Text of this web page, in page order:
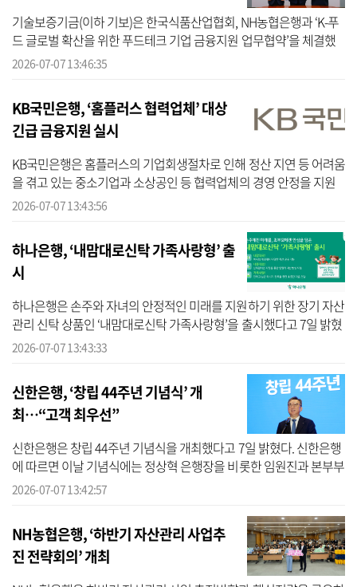
기술보증기금(이하 기보)은 한국식품산업협회, NH농협은행과 ‘K-푸
드 글로벌 확산을 위한 푸드테크 기업 금융지원 업무협약’을 체결했
다고 7일 밝혔다. 기보에 따르면 이번 협약은 전 세계적으로 확산되고
2026-07-07 13:46:35
KB국민은행, ‘홈플러스 협력업체’ 대상
긴급 금융지원 실시
KB국민은행은 홈플러스의 기업회생절차로 인해 정산 지연 등 어려움
을 겪고 있는 중소기업과 소상공인 등 협력업체의 경영 안정을 지원
하기 위해 긴급 금융지원을 실시한다고 7일 밝혔다. KB국민은행에 따
2026-07-07 13:43:56
하나은행, ‘내맘대로신탁 가족사랑형’ 출
시
하나은행은 손주와 자녀의 안정적인 미래를 지원하기 위한 장기 자산
관리 신탁 상품인 ‘내맘대로신탁 가족사랑형’을 출시했다고 7일 밝혔
다. 하나은행에 따르면 이번에 출시한 내맘대로신탁 가족사랑형 상품
2026-07-07 13:43:33
신한은행, ‘창립 44주년 기념식’ 개
최…“고객 최우선”
신한은행은 창립 44주년 기념식을 개최했다고 7일 밝혔다. 신한은행
에 따르면 이날 기념식에는 정상혁 은행장을 비롯한 임원진과 본부부
서 직원 등 100여 명이 참석해 창립 정신을 되새기고, 은행 발전과 고
2026-07-07 13:42:57
NH농협은행, ‘하반기 자산관리 사업추
진 전략회의’ 개최